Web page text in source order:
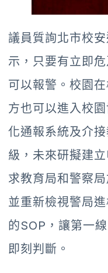
議員質詢北市校
示，只要有立即
可以報警。校園
方也可以進入校
化通報系統及介
級，未來研擬建
求教育局和警察
並重新檢視警局
的SOP，讓第一
即刻判斷。